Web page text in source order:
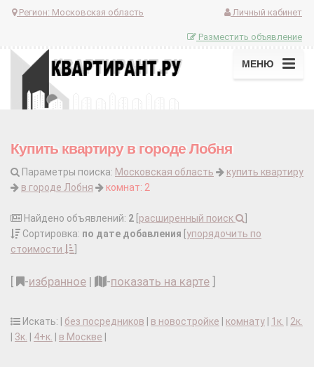
Регион: Московская область Личный кабинет
Разместить объявление
МЕНЮ
Купить квартиру в городе Лобня
Параметры поиска: Московская область
купить квартиру
в городе Лобня
комнат: 2
Найдено объявлений: 2 расширенный поиск
Сортировка: по дате добавления упорядочить по
стоимости
-избранное | -показать на карте
Искать: | без посредников в новостройке комнату 1к.
2к.
3к. 4+к. в Москве